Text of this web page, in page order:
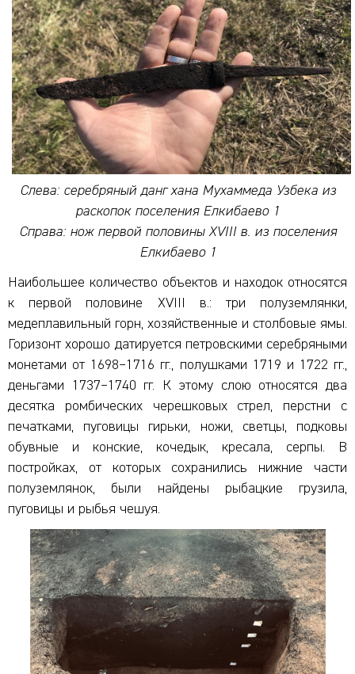
Слева: серебряный данг хана Мухаммеда Узбека из
раскопок поселения Елкибаево 1
Справа: нож первой половины XVIII в. из поселения
Елкибаево 1
Наибольшее количество объектов и находок относятся
к первой половине XVIII в.: три полуземлянки,
медеплавильный горн, хозяйственные и столбовые ямы.
Горизонт хорошо датируется петровскими серебряными
монетами от 1698–1716 гг., полушками 1719 и 1722 гг.,
деньгами 1737–1740 гг. К этому слою относятся два
десятка ромбических черешковых стрел, перстни с
печатками, пуговицы гирьки, ножи, светцы, подковы
обувные и конские, кочедык, кресала, серпы. В
постройках, от которых сохранились нижние части
полуземлянок, были найдены рыбацкие грузила,
пуговицы и рыбья чешуя.